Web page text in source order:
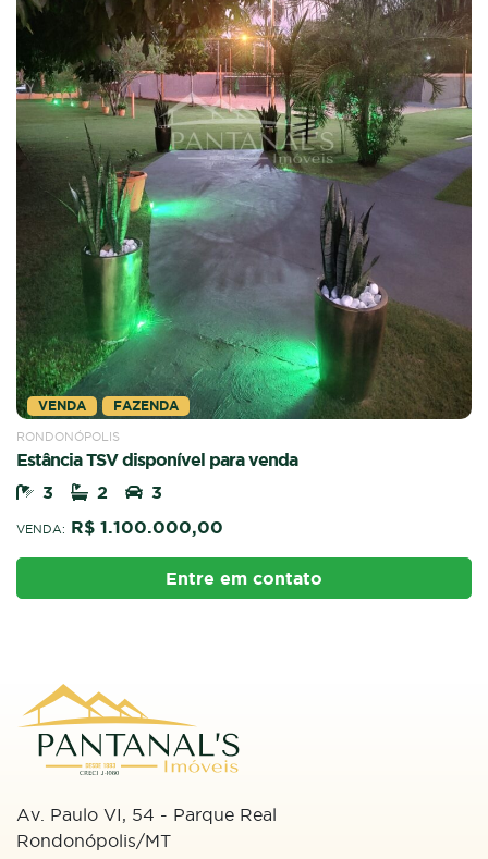
VENDA FAZENDA
RONDONÓPOLIS
Estância TSV disponível para venda
3
2 3
VENDA: R$ 1.100.000,00
Entre em contato
Av. Paulo VI, 54 - Parque Real
Rondonópolis/MT